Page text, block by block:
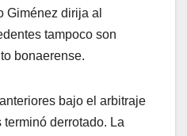
Giménez dirija al
tampoco son
bonaerense.
bajo el arbitraje
derrotado. La